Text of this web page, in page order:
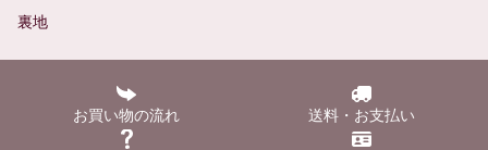
裏地
お買い物の流れ 送料・お支払い